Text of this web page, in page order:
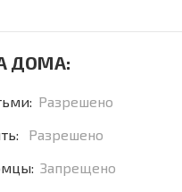
ДОМА:
Разрешено
Разрешено
Запрещено